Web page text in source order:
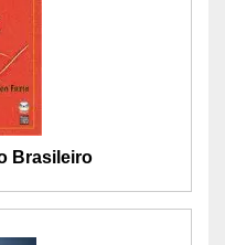
Brasileiro